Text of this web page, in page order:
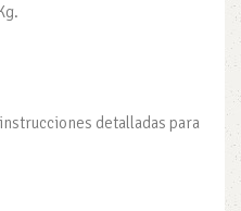
detalladas para